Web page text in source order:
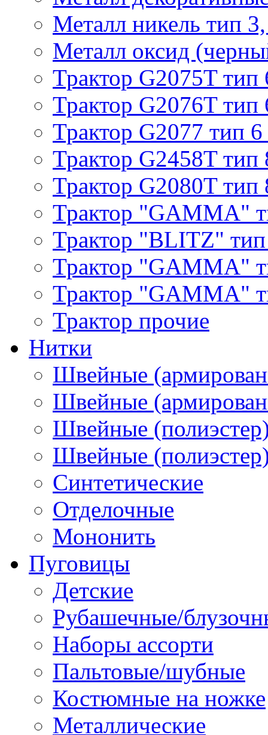
Металл никель тип
Металл оксид
Трактор G2075T тип
Трактор G2076T тип
Трактор G2077 тип 6
Трактор G2458T тип
Трактор G2080T тип
Трактор "GAMMA"
Трактор "BLITZ"
Трактор "GAMMA"
Трактор "GAMMA"
Трактор прочие
Нитки
Швейные
Швейные
Швейные
Швейные
Синтетические
Отделочные
Мононить
Пуговицы
Детские
Рубашечные/
Наборы ассорти
Пальтовые/шубные
Костюмные на ножке
Металлические